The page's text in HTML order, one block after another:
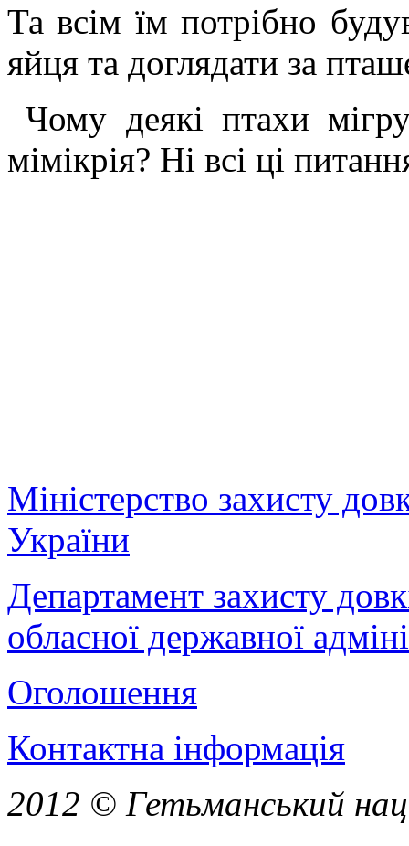
Та всім їм потрібно
яйця та доглядати за
Чому деякі птахи
мімікрія? Ні всі ці
Міністерство захисту
України
Департамент захисту
обласної державної
Оголошення
Контактна інформація
2012 © Гетьманський